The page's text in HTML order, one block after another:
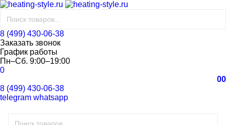
8 (499) 430-06-38
Заказать звонок
График работы
Пн–Сб. 9:00–19:00
0
00
8 (499) 430-06-38
telegram whatsapp